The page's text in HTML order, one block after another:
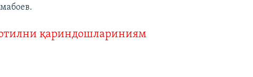
қариндошлариниям